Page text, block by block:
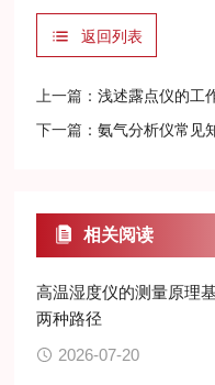
返回列表
上一篇：浅述露点仪的工
下一篇：氨气分析仪常见
相关阅读
高温湿度仪的测量原理
两种路径
2026-07-20